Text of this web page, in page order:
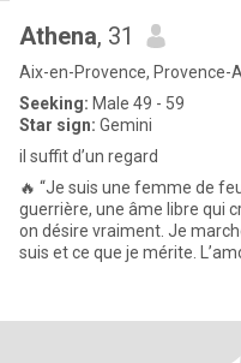
Athena, 31
Aix-en-Provence, Provence-
Seeking: Male 49 - 59
Star sign: Gemini
il suffit d’un regard
🔥 “Je suis une femme de
guerrière, une âme libre qui
on désire vraiment. Je
suis et ce que je mérite.